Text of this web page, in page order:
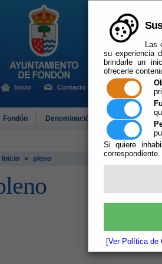
Las
su experiencia
brindarle un
ofrecerle
Si quiere
correspondiente.
[Ver Política de
Inicio Contacto
Fondón Denominación de Origen El
Inicio » pleno